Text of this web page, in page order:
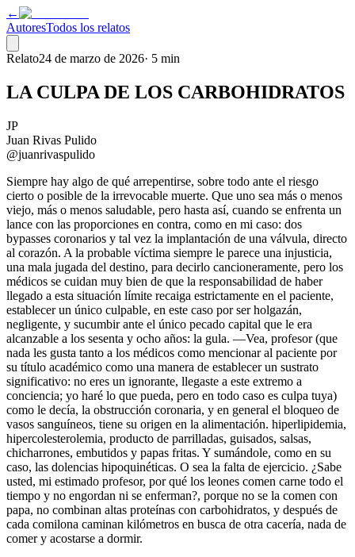
←
AutoresTodos los relatos
Relato24 de marzo de 2026· 5 min
LA CULPA DE LOS CARBOHIDRATOS
JP
Juan Rivas Pulido
@juanrivaspulido
Siempre hay algo de qué arrepentirse, sobre todo ante el riesgo
cierto o posible de la irrevocable muerte. Que uno sea más o menos
viejo, más o menos saludable, pero hasta así, cuando se enfrenta un
lance con las proporciones en contra, como en mi caso: dos
bypasses coronarios y tal vez la implantación de una válvula, directo
al corazón. A la probable víctima siempre le parece una injusticia,
una mala jugada del destino, para decirlo cancioneramente, pero los
médicos se cuidan muy bien de que la responsabilidad de haber
llegado a esta situación límite recaiga estrictamente en el paciente,
establecer un único culpable, en este caso por ser holgazán,
negligente, y sucumbir ante el único pecado capital que le era
alcanzable a los sesenta y ocho años: la gula. —Vea, profesor (que
nada les gusta tanto a los médicos como mencionar al paciente por
su título académico como una manera de establecer un sustrato
significativo: no eres un ignorante, llegaste a este extremo a
conciencia; yo haré lo que pueda, pero en todo caso es culpa tuya)
como le decía, la obstrucción coronaria, y en general el bloqueo de
vasos sanguíneos, tiene su origen en la alimentación. hiperlipidemia,
hipercolesterolemia, producto de parrilladas, guisados, salsas,
chicharrones, embutidos y papas fritas. Y sumándole, como en su
caso, las dolencias hipoquinéticas. O sea la falta de ejercicio. ¿Sabe
usted, mi estimado profesor, por qué los leones comen carne todo el
tiempo y no engordan ni se enferman?, porque no se la comen con
papa, no combinan altas proteínas con carbohidratos, y después de
cada comilona caminan kilómetros en busca de otra cacería, nada de
comer y acostarse a dormir.